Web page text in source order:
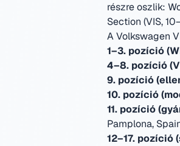
részre oszlik:
Section (VIS,
A Volkswagen
1–3. pozíció
4–8. pozíció
9. pozíció
10. pozíció
11. pozíció
Pamplona,
12–17. pozíció